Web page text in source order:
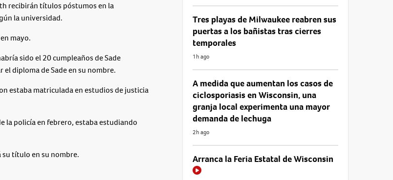
recibirán títulos póstumos en la
la universidad.
mayo.
sido el 20 cumpleaños de Sade
diploma de Sade en su nombre.
estaba matriculada en estudios de justicia
la policía en febrero, estaba estudiando
su título en su nombre.
Tres playas de Milwaukee reabren sus
puertas a los bañistas tras cierres
temporales
1h ago
A medida que aumentan los casos de
ciclosporiasis en Wisconsin, una
granja local experimenta una mayor
demanda de lechuga
2h ago
Arranca la Feria Estatal de Wisconsin